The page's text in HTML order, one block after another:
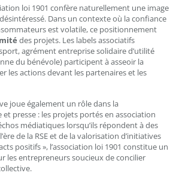
loi 1901 confère naturellement une image
Dans un contexte où la confiance
est volatile, ce positionnement
des projets. Les labels associatifs
agrément entreprise solidaire d’utilité
du bénévole) participent à asseoir la
les actions devant les partenaires et les
joue également un rôle dans la
presse : les projets portés en association
médiatiques lorsqu’ils répondent à des
de la RSE et de la valorisation d’initiatives
positifs », l’association loi 1901 constitue un
les entrepreneurs soucieux de concilier